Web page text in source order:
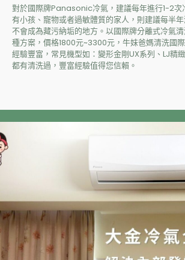
對於國際牌Panasonic冷氣，建議每年進行1-2次
有小孩、寵物或者過敏體質的家人，則建議每半
不會成為藏污納垢的地方。以國際牌分離式冷氣
種方案，價格1800元~3300元，牛妹爸媽清洗國
經驗豐富，常見機型如：變形金剛UX系列、LJ精
都有清洗過，豐富經驗值得您信賴。